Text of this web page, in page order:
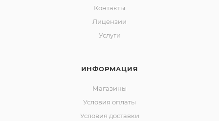
Контакты
Лицензии
Услуги
ИНФОРМАЦИЯ
Магазины
Условия оплаты
Условия доставки